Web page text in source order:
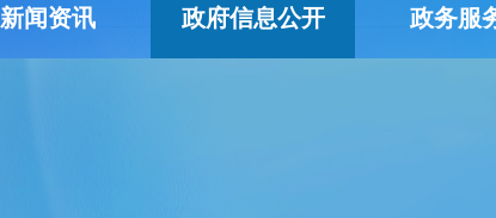
新闻资讯 政府信息公开 政务服